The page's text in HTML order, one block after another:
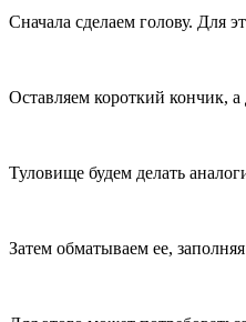
Сначала сделаем голову. Для
Оставляем короткий кончик,
Туловище будем делать
Затем обматываем ее,